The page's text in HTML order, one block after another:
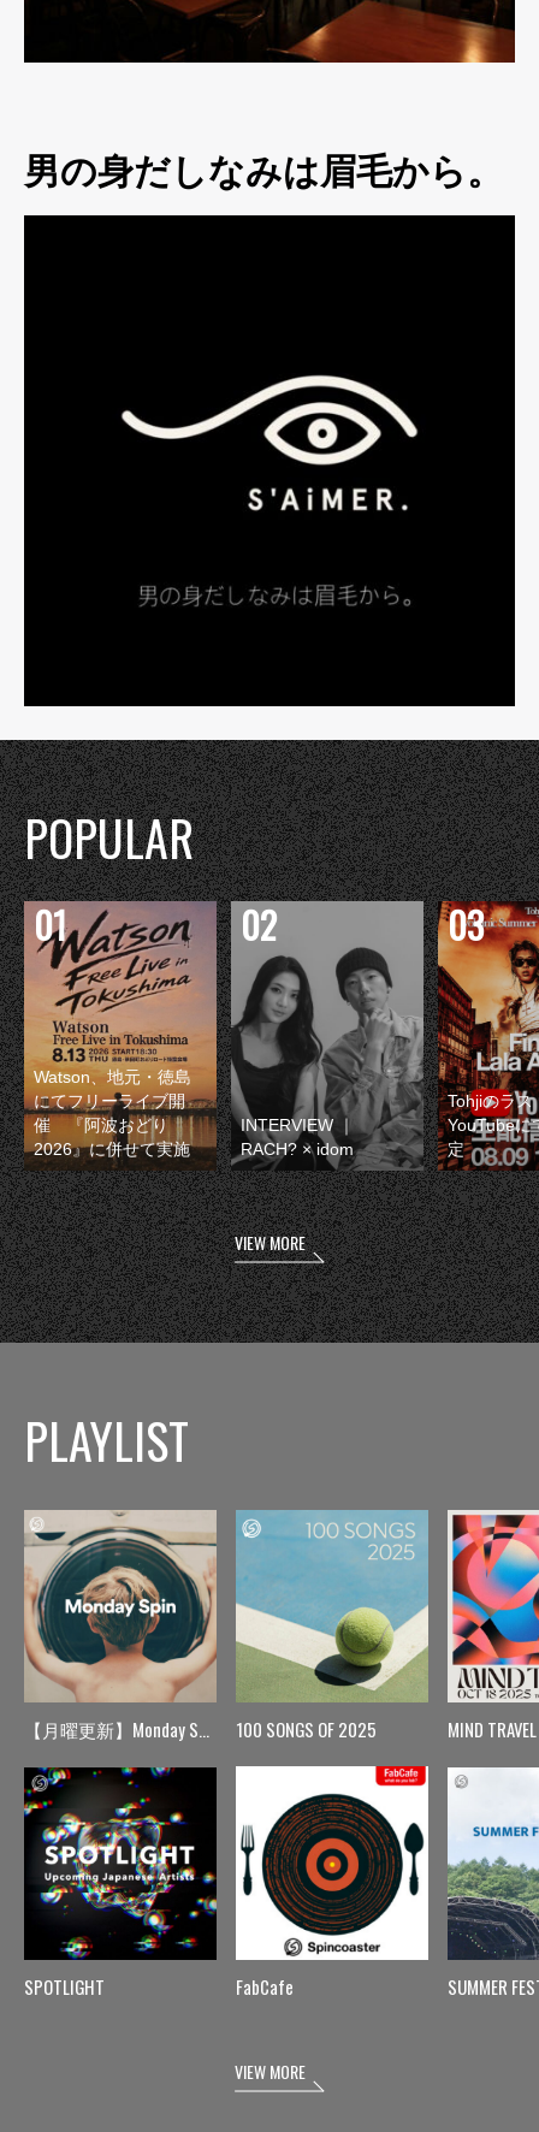
男の身だしなみは眉毛から。
POPULAR
Watson、地元・徳島
にてフリーライブ開
催 『阿波おどり
2026』に併せて実施
INTERVIEW ｜
RACH? × idom
Tohjiのラス
YouTubeに
定
VIEW MORE
PLAYLIST
【月曜更新】Monday Spin
SPOTLIGHT
100 SONGS OF 2025
FabCafe
MIND TRAVEL
SUMMER
VIEW MORE